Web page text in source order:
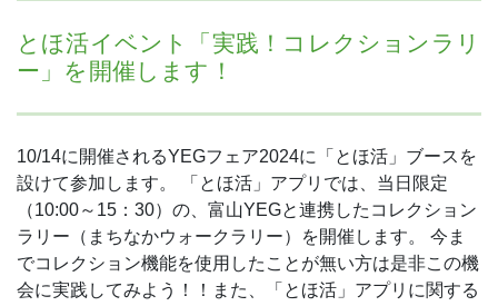
とほ活イベント「実践！コレクションラリ
ー」を開催します！
10/14に開催されるYEGフェア2024に「とほ活」ブースを
設けて参加します。
「とほ活」アプリでは、当日限定
（10:00～15：30）の、富山YEGと連携したコレクション
ラリー（まちなかウォークラリー）を開催します。
今ま
でコレクション機能を使用したことが無い方は是非この機
会に実践してみよう！！また、「とほ活」アプリに関する